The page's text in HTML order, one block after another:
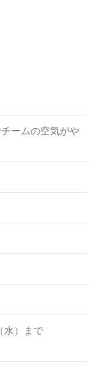
ームの空気がや
水）まで